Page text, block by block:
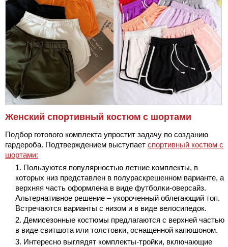
Женский спортивный костюм с шортами
Подбор готового комплекта упростит задачу по созданию
гардероба. Подтверждением выступает спортивный костюм с
шортами:
Пользуются популярностью летние комплекты, в
которых низ представлен в полураскрешенном варианте, а
верхняя часть оформлена в виде футболки-оверсайз.
Альтернативное решение – укороченный облегающий топ.
Встречаются варианты с низом и в виде велосипедок.
Демисезонные костюмы предлагаются с верхней частью
в виде свитшота или толстовки, оснащенной капюшоном.
Интересно выглядят комплекты-тройки, включающие